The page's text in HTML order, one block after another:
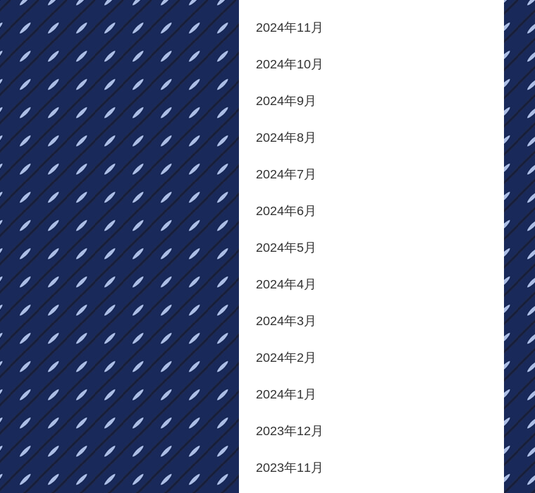
2024年11月
2024年10月
2024年9月
2024年8月
2024年7月
2024年6月
2024年5月
2024年4月
2024年3月
2024年2月
2024年1月
2023年12月
2023年11月